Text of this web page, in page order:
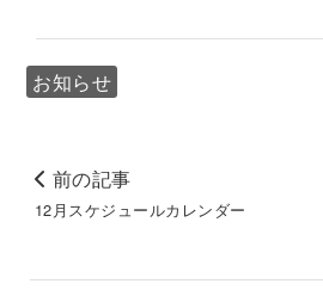
お知らせ
前の記事
12月スケジュールカレンダー